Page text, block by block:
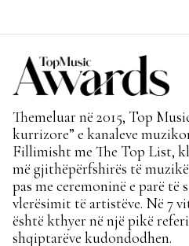
Themeluar në 2015, Top
kurrizore” e kanaleve
Fillimisht me The Top List,
më gjithëpërfshirës të
pas me ceremoninë e parë
vlerësimit të artistëve. Në 7
është kthyer në një pikë
shqiptarëve kudondodhen.